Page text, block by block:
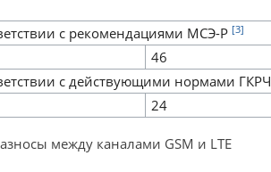
с рекомендациями МСЭ-Р [3]
46
с действующими нормами ГКРЧ
24
между каналами GSM и LTE